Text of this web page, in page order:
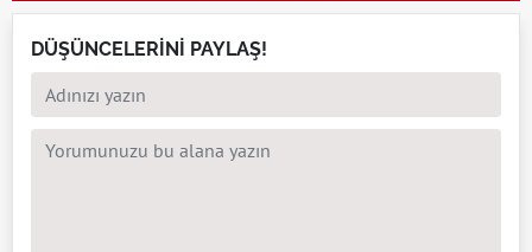
DÜŞÜNCELERİNİ PAYLAŞ!